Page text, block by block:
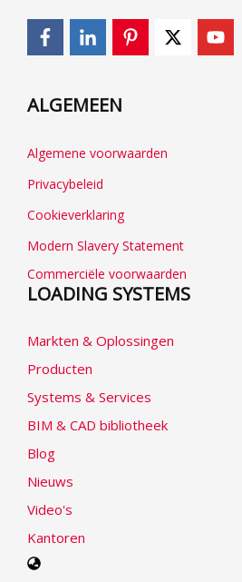
ALGEMEEN
Algemene voorwaarden
Privacybeleid
Cookieverklaring
Modern Slavery Statement
Commerciële voorwaarden
LOADING SYSTEMS
Markten & Oplossingen
Producten
Systems & Services
BIM & CAD bibliotheek
Blog
Nieuws
Video's
Kantoren
Select